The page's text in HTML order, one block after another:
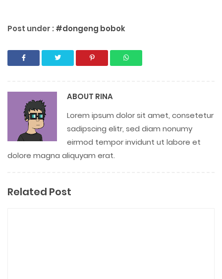
Post under :#dongeng bobok
ABOUT RINA
Lorem ipsum dolor sit amet, consetetur
sadipscing elitr, sed diam nonumy
eirmod tempor invidunt ut labore et
dolore magna aliquyam erat.
Related Post